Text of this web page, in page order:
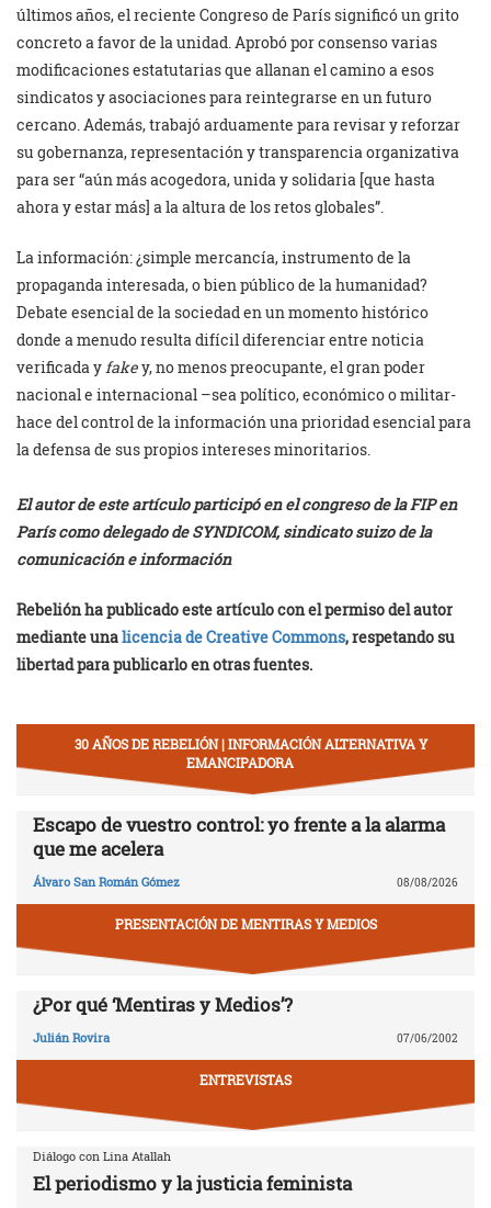
últimos años, el reciente Congreso de París significó un grito
concreto a favor de la unidad. Aprobó por consenso varias
modificaciones estatutarias que allanan el camino a esos
sindicatos y asociaciones para reintegrarse en un futuro
cercano. Además, trabajó arduamente para revisar y reforzar
su gobernanza, representación y transparencia organizativa
para ser “aún más acogedora, unida y solidaria [que hasta
ahora y estar más] a la altura de los retos globales”.
La información: ¿simple mercancía, instrumento de la
propaganda interesada, o bien público de la humanidad?
Debate esencial de la sociedad en un momento histórico
donde a menudo resulta difícil diferenciar entre noticia
verificada yfakey, no menos preocupante, el gran poder
nacional e internacional –sea político, económico o militar-
hace del control de la información una prioridad esencial para
la defensa de sus propios intereses minoritarios.
El autor de este artículo participó en el congreso de la FIP en
París como delegado de SYNDICOM, sindicato suizo de la
comunicación e información
Rebelión ha publicado este artículo con el permiso del autor
mediante unalicencia de Creative Commons, respetando su
libertad para publicarlo en otras fuentes.
30 AÑOS DE REBELIÓN | INFORMACIÓN ALTERNATIVA Y
EMANCIPADORA
Escapo de vuestro control: yo frente a la alarma
que me acelera
Álvaro San Román Gómez 08/08/2026
PRESENTACIÓN DE MENTIRAS Y MEDIOS
¿Por qué ‘Mentiras y Medios’?
Julián Rovira 07/06/2002
ENTREVISTAS
Diálogo con Lina Atallah
El periodismo y la justicia feminista